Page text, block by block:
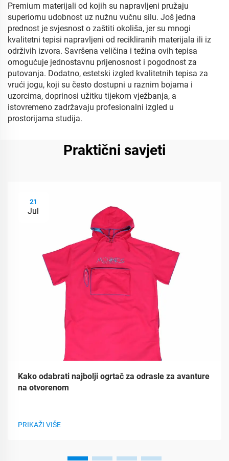
Premium materijali od kojih su napravljeni pružaju
superiornu udobnost uz nužnu vučnu silu. Još jedna
prednost je svjesnost o zaštiti okoliša, jer su mnogi
kvalitetni tepisi napravljeni od recikliranih materijala ili iz
održivih izvora. Savršena veličina i težina ovih tepisa
omogućuje jednostavnu prijenosnost i pogodnost za
putovanja. Dodatno, estetski izgled kvalitetnih tepisa za
vrući jogu, koji su često dostupni u raznim bojama i
uzorcima, doprinosi užitku tijekom vježbanja, a
istovremeno zadržavaju profesionalni izgled u
prostorijama studija.
Praktični savjeti
21
Jul
Kako odabrati najbolji ogrtač za odrasle za avanture
na otvorenom
PRIKAŽI VIŠE